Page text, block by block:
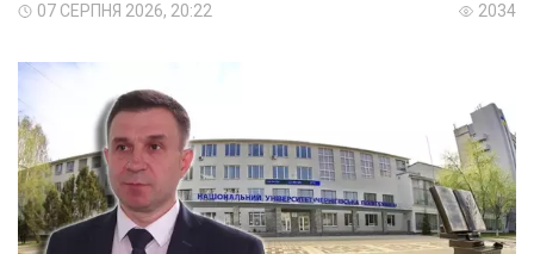
07 СЕРПНЯ 2026, 20:22 2034